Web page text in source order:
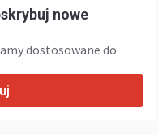
nowe
dostosowane do